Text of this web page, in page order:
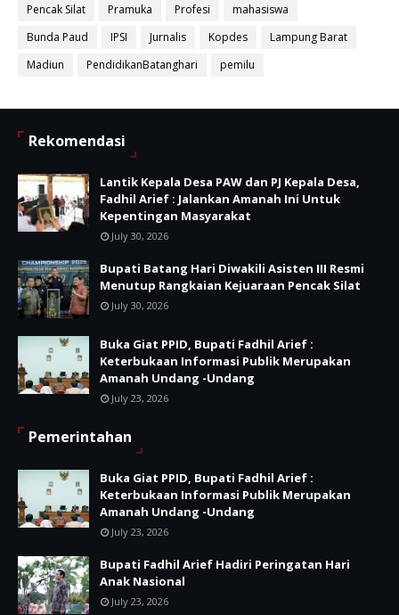
Pencak Silat
Pramuka Profesi
mahasiswa
Bunda Paud
IPSI Jurnalis Kopdes
Lampung Barat
Madiun
PendidikanBatanghari pemilu
Rekomendasi
Lantik Kepala Desa PAW dan PJ Kepala Desa,
Fadhil Arief : Jalankan Amanah Ini Untuk
Kepentingan Masyarakat
July 30, 2026
Bupati Batang Hari Diwakili Asisten III Resmi
Menutup Rangkaian Kejuaraan Pencak Silat
July 30, 2026
Buka Giat PPID, Bupati Fadhil Arief :
Keterbukaan Informasi Publik Merupakan
Amanah Undang -Undang
July 23, 2026
Pemerintahan
Buka Giat PPID, Bupati Fadhil Arief :
Keterbukaan Informasi Publik Merupakan
Amanah Undang -Undang
July 23, 2026
Bupati Fadhil Arief Hadiri Peringatan Hari
Anak Nasional
July 23, 2026